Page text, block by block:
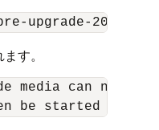
20.x.0.0.0-
す。
media can
be started by